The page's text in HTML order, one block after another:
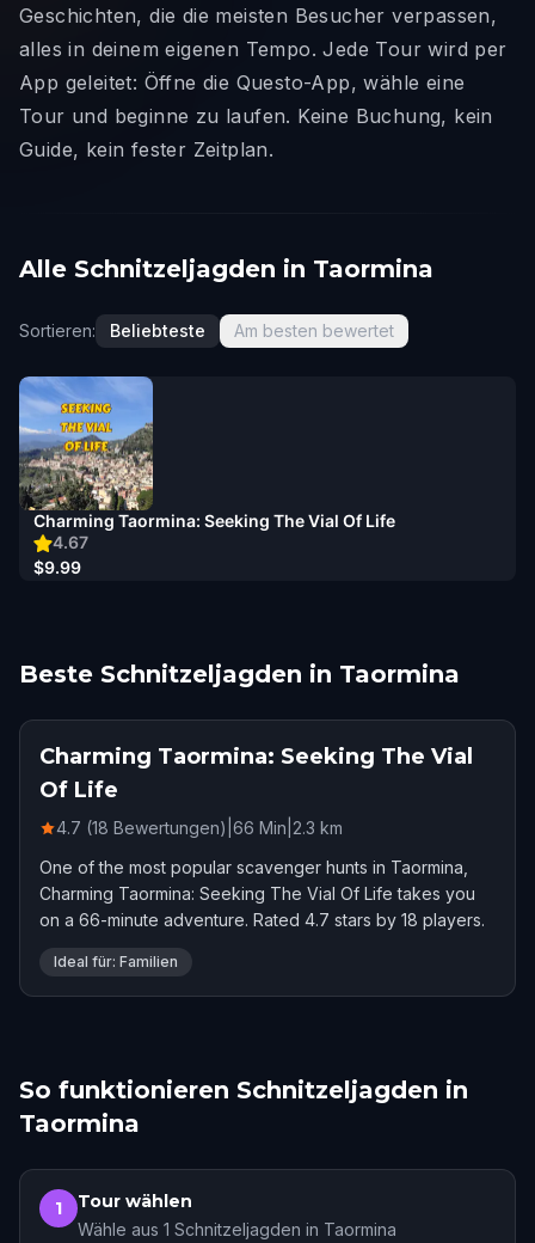
Geschichten, die die meisten Besucher verpassen,
alles in deinem eigenen Tempo. Jede Tour wird per
App geleitet: Öffne die Questo-App, wähle eine
Tour und beginne zu laufen. Keine Buchung, kein
Guide, kein fester Zeitplan.
Alle Schnitzeljagden in Taormina
Sortieren: Beliebteste Am besten bewertet
4.67
Charming Taormina: Seeking The Vial Of Life
$9.99
Beste Schnitzeljagden in Taormina
Charming Taormina: Seeking The Vial
Of Life
4.7 (18 Bewertungen) 66 Min 2.3 km
One of the most popular scavenger hunts in Taormina,
Charming Taormina: Seeking The Vial Of Life takes you
on a 66-minute adventure. Rated 4.7 stars by 18 players.
Ideal für: Familien
So funktionieren Schnitzeljagden in
Taormina
1 Tour wählen
Wähle aus 1 Schnitzeljagden in Taormina